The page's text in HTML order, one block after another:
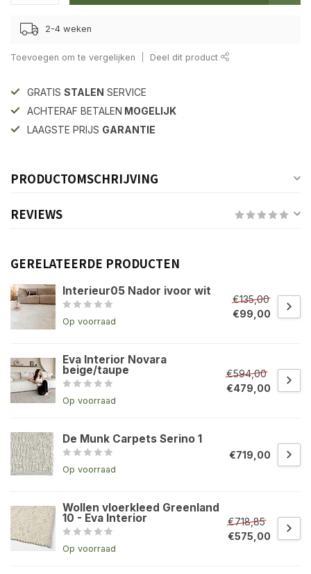
2-4 weken
Toevoegen om te vergelijken Deel dit product
GRATIS STALEN SERVICE
ACHTERAF BETALEN MOGELIJK
LAAGSTE PRIJS GARANTIE
PRODUCTOMSCHRIJVING
REVIEWS
GERELATEERDE PRODUCTEN
Interieur05 Nador ivoor wit
Op voorraad
€135,00
€99,00
Eva Interior Novara
beige/taupe
Op voorraad
€594,00
€479,00
De Munk Carpets Serino 1
Op voorraad
€719,00
Wollen vloerkleed Greenland
10 - Eva Interior
Op voorraad
€718,85
€575,00